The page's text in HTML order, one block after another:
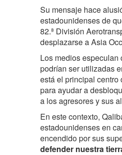
Su mensaje hace
estadounidenses de
82.ª División
desplazarse a Asia
Los medios
podrían ser utilizadas
está el principal centro
para ayudar a
a los agresores y sus
En este contexto,
estadounidenses en
encendido por sus
defender nuestra